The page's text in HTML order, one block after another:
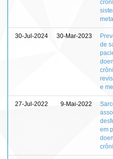
30-Jul-2024 30-Mar-2023
de
e
27-Jul-2022 9-Mai-2022
em